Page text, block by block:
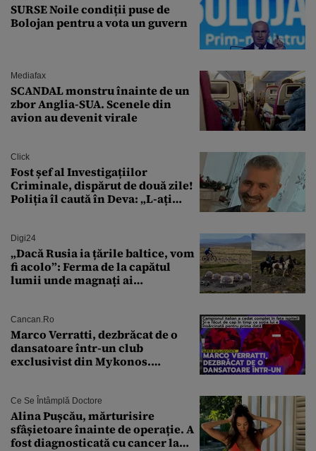
SURSE Noile condiții puse de
Bolojan pentru a vota un guvern
Mediafax
SCANDAL monstru înainte de un
zbor Anglia-SUA. Scenele din
avion au devenit virale
Click
Fost șef al Investigațiilor
Criminale, dispărut de două zile!
Poliția îl caută în Deva: „L-ați
Digi24
„Dacă Rusia ia țările baltice, vom
fi acolo”: Ferma de la capătul
lumii unde magnați ai
Cancan.ro
Marco Verratti, dezbrăcat de o
dansatoare într-un club
exclusivist din Mykonos.
Ce Se Întâmplă Doctore
Alina Pușcău, mărturisire
sfâșietoare înainte de operație. A
fost diagnosticată cu cancer la